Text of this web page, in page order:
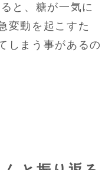
と、糖が一気に
変動を起こすた
しまう事があるの